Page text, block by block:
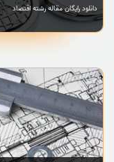
دانلود رایگان مقاله رشته اقتصاد